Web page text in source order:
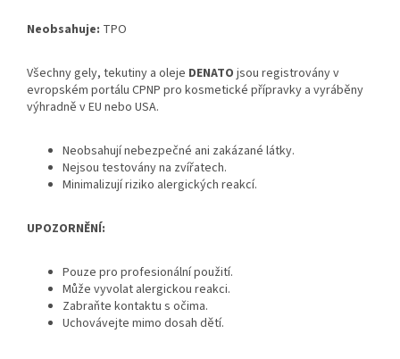
Neobsahuje: TPO
Všechny gely, tekutiny a oleje DENATO jsou registrovány v
evropském portálu CPNP pro kosmetické přípravky a vyráběny
výhradně v EU nebo USA.
Neobsahují nebezpečné ani zakázané látky.
Nejsou testovány na zvířatech.
Minimalizují riziko alergických reakcí.
UPOZORNĚNÍ:
Pouze pro profesionální použití.
Může vyvolat alergickou reakci.
Zabraňte kontaktu s očima.
Uchovávejte mimo dosah dětí.